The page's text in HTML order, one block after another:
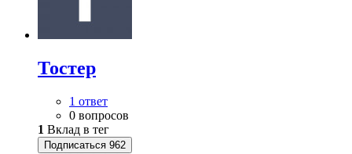
Тостер
1 ответ
0 вопросов
1 Вклад в тег
Подписаться 962